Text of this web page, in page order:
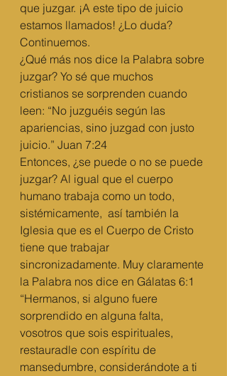
que juzgar. ¡A este tipo de juicio
estamos llamados! ¿Lo duda?
Continuemos.
¿Qué más nos dice la Palabra sobre
juzgar? Yo sé que muchos
cristianos se sorprenden cuando
leen: “No juzguéis según las
apariencias, sino juzgad con justo
juicio.” Juan 7:24
Entonces, ¿se puede o no se puede
juzgar? Al igual que el cuerpo
humano trabaja como un todo,
sistémicamente,  así también la
Iglesia que es el Cuerpo de Cristo
tiene que trabajar
sincronizadamente. Muy claramente
la Palabra nos dice en Gálatas 6:1
“Hermanos, si alguno fuere
sorprendido en alguna falta,
vosotros que sois espirituales,
restauradle con espíritu de
mansedumbre, considerándote a ti